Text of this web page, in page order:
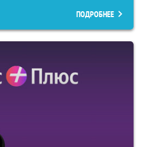
ПОДРОБНЕЕ